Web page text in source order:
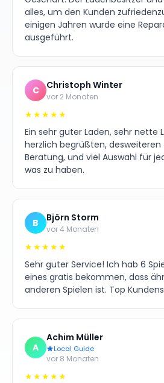
alles, um den Kunden
einigen Jahren wurde eine
ausgeführt.
C Christoph Winter
vor 2 Monaten
★★★★★
Ein sehr guter Laden, sehr nette
herzlich begrüßten, desweiteren
Beratung, und viel Auswahl für
was zu haben.
B Björn Storm
vor 4 Monaten
★★★★★
Sehr guter Service! Ich hab 6
eines gratis bekommen, dass
anderen Spielen ist. Top
A
Achim Müller
Local Guide
vor 8 Monaten
★★★★★